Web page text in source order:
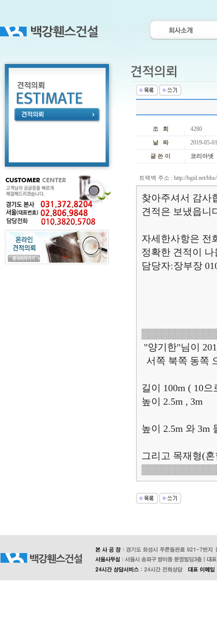
조 회
4280
날 짜
2019-05-
글 쓴 이
코리아넷
트랙백 주소 : http://bgid.net/
찾아주셔서 감사
견적은 보냈읍니
자세한사항은 전
정확한 견적이
담당자:장부장
"양기한"님이
서쪽 북쪽 동쪽
길이 100m ( 10
높이 2.5m , 3m
높이 2.5m 와 3m
그리고 목재형(